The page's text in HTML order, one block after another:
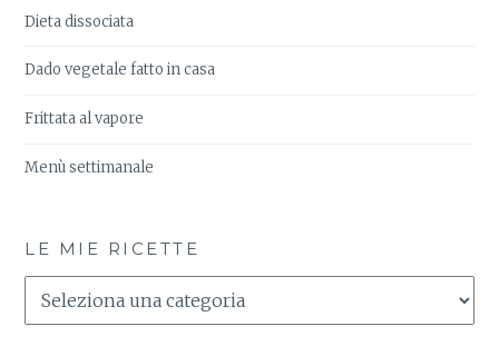
Dieta dissociata
Dado vegetale fatto in casa
Frittata al vapore
Menù settimanale
LE MIE RICETTE
Mie